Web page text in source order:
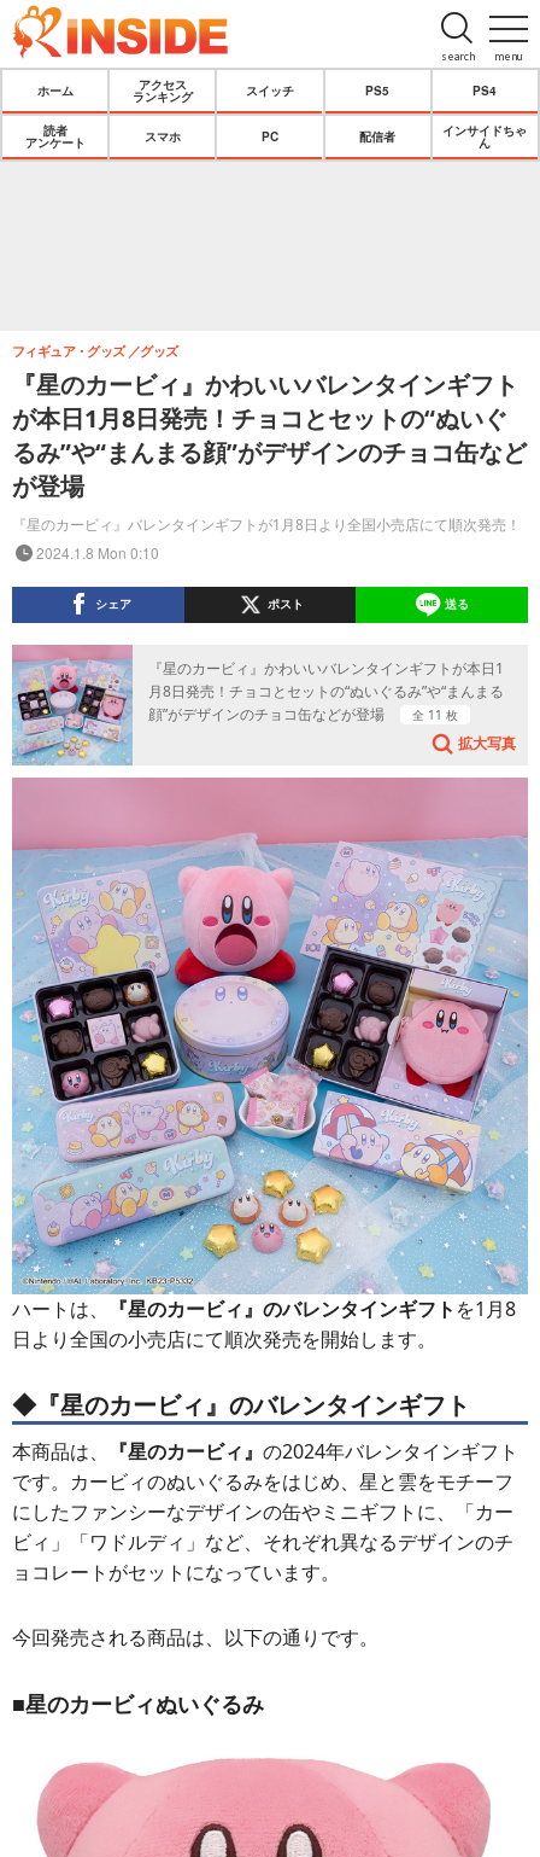
menu
search
ホーム
アクセス
ランキング
スイッチ PS5 PS4
読者
アンケート
スマホ PC 配信者
インサイドちゃ
ん
『星のカービィ』かわいいバレンタインギフト
が本日1月8日発売！チョコとセットの“ぬいぐ
るみ”や“まんまる顔”がデザインのチョコ缶など
が登場
『星のカービィ』バレンタインギフトが1月8日より全国小売店にて順次発売！
フィギュア・グッズ グッズ
2024.1.8 Mon 0:10
シェア ポスト 送る
『星のカービィ』かわいいバレンタインギフトが本日1
月8日発売！チョコとセットの“ぬいぐるみ”や“まんまる
顔”がデザインのチョコ缶などが登場
全 11 枚
拡大写真
ハートは、 『星のカービィ』のバレンタインギフト を1月8
日より全国の小売店にて順次発売を開始します。
◆『星のカービィ』 のバレンタインギフト
本商品は、 『星のカービィ』 の2024年バレンタインギフト
です。カービィのぬいぐるみをはじめ、星と雲をモチーフ
にしたファンシーなデザインの缶やミニギフトに、「カー
ビィ」「ワドルディ」など、それぞれ異なるデザインのチ
ョコレートがセットになっています。
今回発売される商品は、以下の通りです。
■星のカービィぬいぐるみ